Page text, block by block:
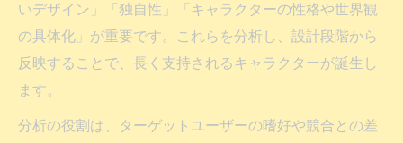
制作から運用まで分析が支える資産価値向
上
問い合わせ対応で活かす４大メリットの説
キャラクター分析が人気キャラ法則に与え
いデザイン」「独自性」「キャラクターの性格や世界観
の具体化」が重要です。これらを分析し、設計段階から
反映することで、長く支持されるキャラクターが誕生し
ます。
分析の役割は、ターゲットユーザーの嗜好や競合との差